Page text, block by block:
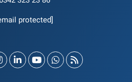
protected]